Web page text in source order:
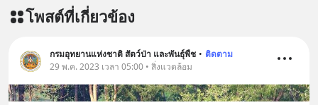
โพสต์ที่เกี่ยวข้อง
กรมอุทยานแห่งชาติ สัตว์ป่า และพันธุ์พืช • ติดตาม
29 พ.ค. 2023 เวลา 05:00 • สิ่งแวดล้อม